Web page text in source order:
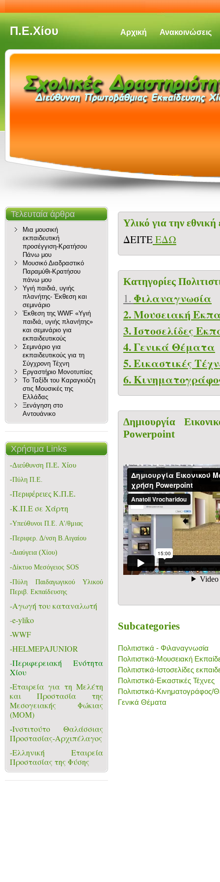
Π.Ε.Χίου Αρχική Ανακοινώσεις
Τελευταία άρθρα
Μια μουσική
εκπαιδευτική
προσέγγιση-Κρατήσου
Πάνω μου
Μουσικό Διαδραστικό
Παραμύθι-Κρατήσου
πάνω μου
Υγιή παιδιά, υγιής
πλανήτης- Έκθεση και
σεμινάριο
Έκθεση της WWF «Υγιή
παιδιά, υγιής πλανήτης»
και σεμινάριο για
εκπαιδευτικούς
Σεμινάριο για
εκπαιδευτικούς για τη
Σύγχρονη Τέχνη
Εργαστήριο Μονοτυπίας
Το Ταξίδι του Καραγκιόζη
στις Μουσικές της
Ελλάδας
Ξενάγηση στο
Αντουάνικο
Χρήσιμα Links
-Διεύθυνση Π.Ε. Χίου
-Πύλη Π.Ε.
-Περιφέρειες Κ.Π.Ε.
-K.Π.Ε σε Χάρτη
-Υπεύθυνοι Π.Ε. Α'/θμιας
-Περιφερ. Δ/νση Β.Αιγαίου
-Διαύγεια (Χίου)
-Δίκτυο Μεσόγειος SOS
-Πύλη Παιδαγωγικού Υλικού
Περιβ. Εκπαίδευσης
-Aγωγή του καταναλωτή
-e-yliko
-WWF
-HELMEPAJUNIOR
-Περιφερειακή Ενότητα
Χίου
-Εταιρεία για τη Μελέτη
και Προστασία της
Μεσογειακής Φώκιας
(ΜΟΜ)
-Ινστιτούτο Θαλάσσιας
Προστασίας-Αρχιπέλαγος
-Ελληνική Εταιρεία
Προστασίας της Φύσης
Υλικό για την
ΔΕΙΤΕΕΔΩ
Κατηγορίες
1. Φιλαναγνωσία
2. Μουσειακή
3. Ιστοσελίδες
4. Γενικά Θέματα
5. Εικαστικές
6.
Δημιουργία
Powerpoint
Subcategories
Πολιτιστικά - Φιλαναγνωσία
Πολιτιστικά-Μουσειακή
Πολιτιστικά-Ιστοσελίδες
Πολιτιστικά-Εικαστικές Τέχνες
Πολιτιστικά-Κινηματογράφος/
Γενικά Θέματα